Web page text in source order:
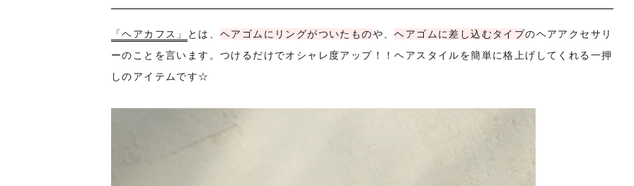
「ヘアカフス」 とは、ヘアゴムにリングがついたものや、ヘアゴムに差し込むタイプのヘアアクセサリ
ーのことを言います。つけるだけでオシャレ度アップ！！ヘアスタイルを簡単に格上げしてくれる一押
しのアイテムです☆